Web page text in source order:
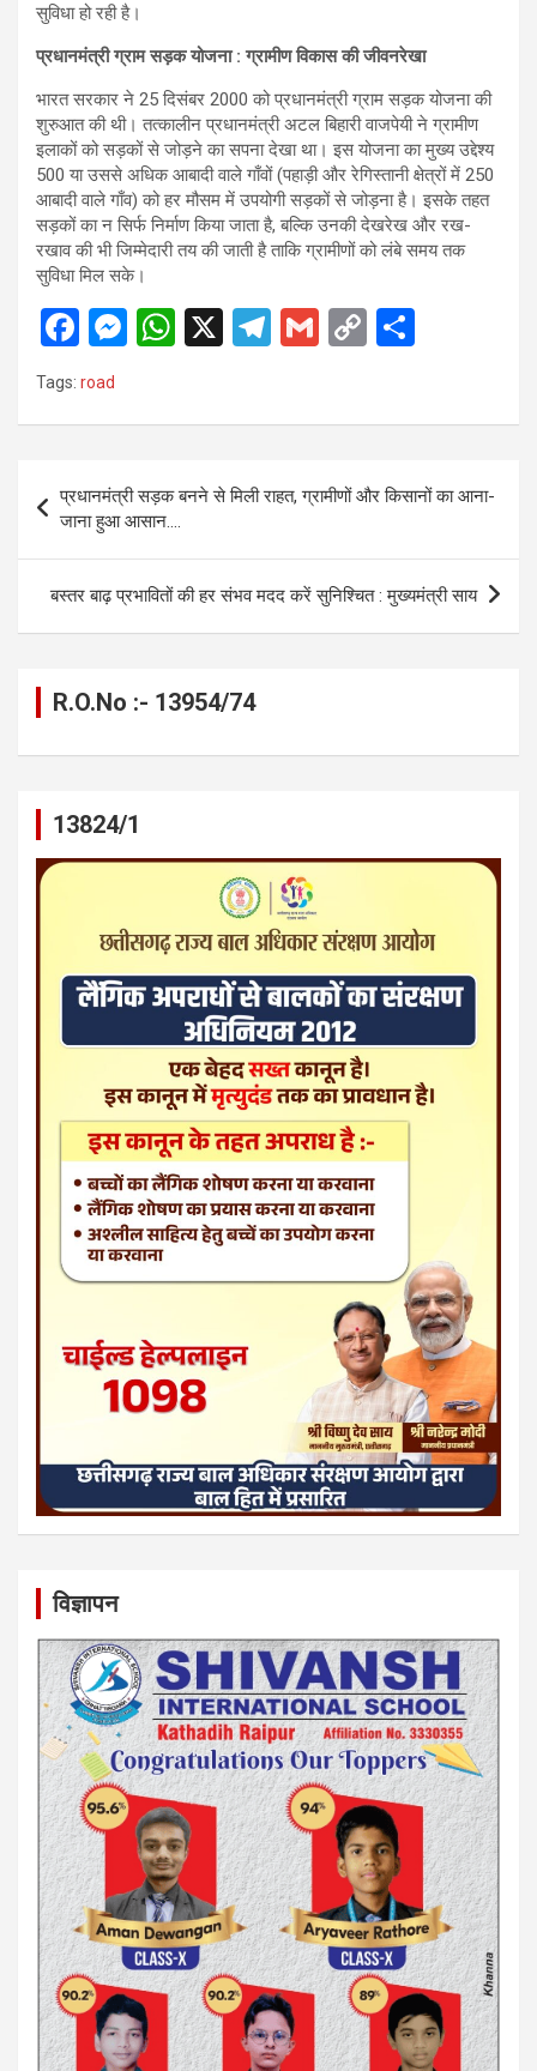
सुविधा हो रही है।
प्रधानमंत्री ग्राम सड़क योजना : ग्रामीण विकास की जीवनरेखा
भारत सरकार ने 25 दिसंबर 2000 को प्रधानमंत्री ग्राम सड़क योजना की
शुरुआत की थी। तत्कालीन प्रधानमंत्री अटल बिहारी वाजपेयी ने ग्रामीण
इलाकों को सड़कों से जोड़ने का सपना देखा था। इस योजना का मुख्य उद्देश्य
500 या उससे अधिक आबादी वाले गाँवों (पहाड़ी और रेगिस्तानी क्षेत्रों में 250
आबादी वाले गाँव) को हर मौसम में उपयोगी सड़कों से जोड़ना है। इसके तहत
सड़कों का न सिर्फ निर्माण किया जाता है, बल्कि उनकी देखरेख और रख-
रखाव की भी जिम्मेदारी तय की जाती है ताकि ग्रामीणों को लंबे समय तक
सुविधा मिल सके।
F
ce
o
o
k
M
g
er
W
A
p
p
X
T
a
m
G
C
n
Tags: road
navigation
प्रधानमंत्री सड़क बनने से मिली राहत, ग्रामीणों और किसानों का आना-
जाना हुआ आसान….
बस्तर बाढ़ प्रभावितों की हर संभव मदद करें सुनिश्चित : मुख्यमंत्री साय
R.O.No :- 13954/74
13824/1
विज्ञापन